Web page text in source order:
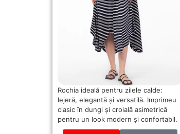
Rochia ideală pentru zilele calde:
lejeră, elegantă și versatilă. Imprimeu
clasic în dungi și croială asimetrică
pentru un look modern și confortabil.